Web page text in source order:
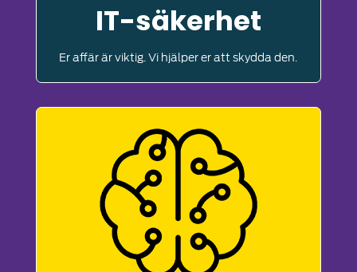
IT-säkerhet
Er affär är viktig. Vi hjälper er att skydda den.